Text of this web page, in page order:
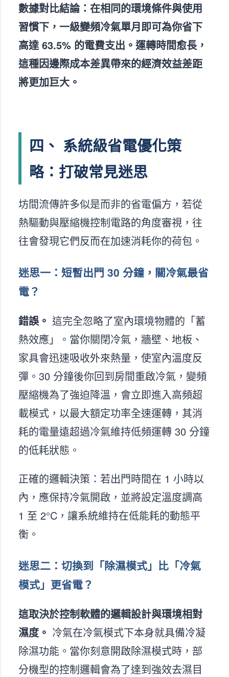
數據對比結論：在相同的環境條件與使用
習慣下，一級變頻冷氣單月即可為你省下
高達 63.5% 的電費支出。運轉時間愈長，
這種因邊際成本差異帶來的經濟效益差距
將更加巨大。
四、 系統級省電優化策
略：打破常見迷思
坊間流傳許多似是而非的省電偏方，若從
熱驅動與壓縮機控制電路的角度審視，往
往會發現它們反而在加速消耗你的荷包。
迷思一：短暫出門 30 分鐘，關冷氣最省
電？
錯誤。 這完全忽略了室內環境物體的「蓄
熱效應」。當你關閉冷氣，牆壁、地板、
家具會迅速吸收外來熱量，使室內溫度反
彈。30 分鐘後你回到房間重啟冷氣，變頻
壓縮機為了強迫降溫，會立即進入高頻超
載模式，以最大額定功率全速運轉，其消
耗的電量遠超過冷氣維持低頻運轉 30 分鐘
的低耗狀態。
正確的邏輯決策：若出門時間在 1 小時以
內，應保持冷氣開啟，並將設定溫度調高
1 至 2°C，讓系統維持在低能耗的動態平
衡。
迷思二：切換到「除濕模式」比「冷氣
模式」更省電？
這取決於控制軟體的邏輯設計與環境相對
濕度。 冷氣在冷氣模式下本身就具備冷凝
除濕功能。當你刻意開啟除濕模式時，部
分機型的控制邏輯會為了達到強效去濕目